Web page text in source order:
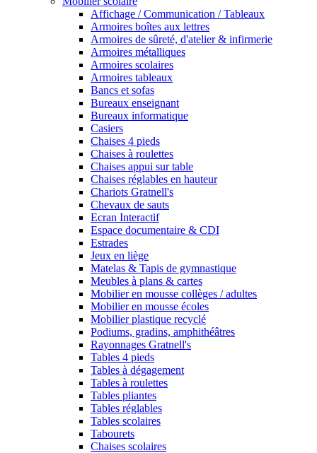
Affichage / Communication / Tableaux
Armoires boîtes aux lettres
Armoires de sûreté, d'atelier & infirmerie
Armoires métalliques
Armoires scolaires
Armoires tableaux
Bancs et sofas
Bureaux enseignant
Bureaux informatique
Casiers
Chaises 4 pieds
Chaises à roulettes
Chaises appui sur table
Chaises réglables en hauteur
Chariots Gratnell's
Chevaux de sauts
Ecran Interactif
Espace documentaire & CDI
Estrades
Jeux en liège
Matelas & Tapis de gymnastique
Meubles à plans & cartes
Mobilier en mousse collèges / adultes
Mobilier en mousse écoles
Mobilier plastique recyclé
Podiums, gradins, amphithéâtres
Rayonnages Gratnell's
Tables 4 pieds
Tables à dégagement
Tables à roulettes
Tables pliantes
Tables réglables
Tables scolaires
Tabourets
Chaises scolaires